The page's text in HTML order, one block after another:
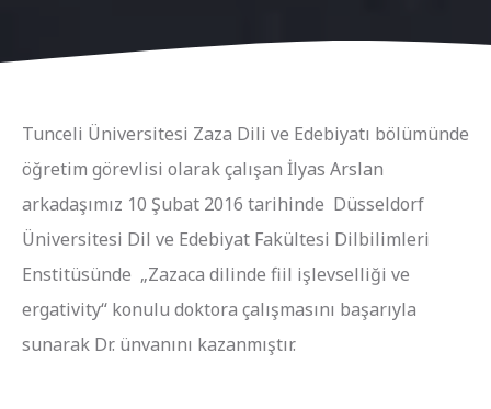
Tunceli Üniversitesi Zaza Dili ve Edebiyatı bölümünde
öğretim görevlisi olarak çalışan İlyas Arslan
arkadaşımız 10 Şubat 2016 tarihinde Düsseldorf
Üniversitesi Dil ve Edebiyat Fakültesi Dilbilimleri
Enstitüsünde „Zazaca dilinde fiil işlevselliği ve
ergativity“ konulu doktora çalışmasını başarıyla
sunarak Dr. ünvanını kazanmıştır.